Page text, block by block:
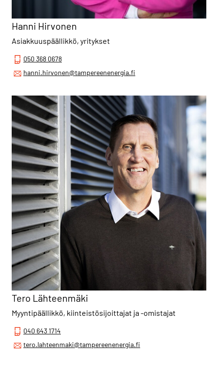
Hanni Hirvonen
Asiakkuuspäällikkö, yritykset
050 368 0678
hanni.hirvonen@tampereenenergia.fi
Tero Lähteenmäki
Myyntipäällikkö, kiinteistösijoittajat ja -omistajat
040 643 1714
tero.lahteenmaki@tampereenenergia.fi